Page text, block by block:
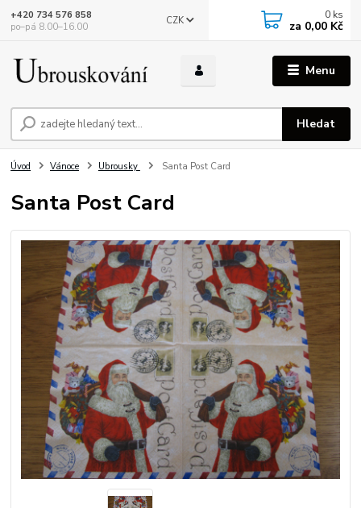
Menu
CZK
Hledat
+420 734 576 858
po–pá 8.00–16.00
0 ks
za 0,00 Kč
Úvod Vánoce Ubrousky Santa Post Card
Santa Post Card